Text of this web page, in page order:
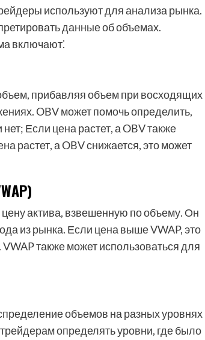
используют для анализа рынка.
данные об объемах.
включают⁚
прибавляя объем при восходящих
OBV может помочь определить,
Если цена растет, а OBV также
растет, а OBV снижается, это может
актива, взвешенную по объему. Он
из рынка. Если цена выше VWAP, это
также может использоваться для
объемов на разных уровнях
определять уровни, где было